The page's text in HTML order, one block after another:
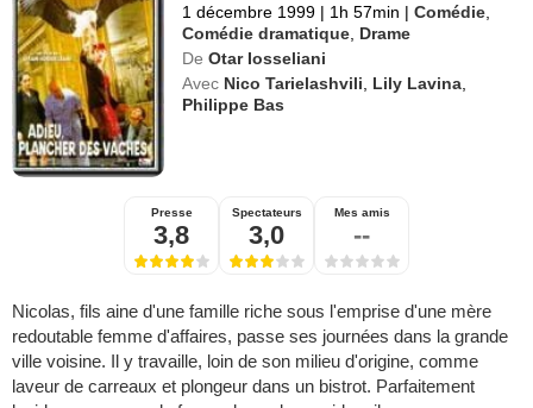
1 décembre 1999 | 1h 57min | Comédie,
Comédie dramatique, Drame
De Otar Iosseliani
Avec Nico Tarielashvili, Lily Lavina,
Philippe Bas
Presse
3,8
Spectateurs
3,0
Mes amis
--
Nicolas, fils aine d'une famille riche sous l'emprise d'une mère
redoutable femme d'affaires, passe ses journées dans la grande
ville voisine. Il y travaille, loin de son milieu d'origine, comme
laveur de carreaux et plongeur dans un bistrot. Parfaitement